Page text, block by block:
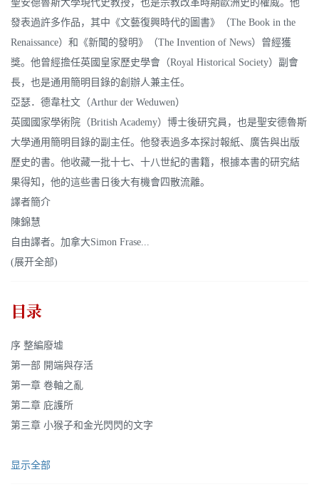
聖安德魯斯大學現代史教授，也是宗教改革時期歐洲史的權威。他
發表過許多作品，其中《文藝復興時代的圖書》（The Book in the
Renaissance）和《新聞的發明》（The Invention of News）曾經獲
獎。他曾經擔任英國皇家歷史學會（Royal Historical Society）副會
長，也是通用簡明目錄的創辦人兼主任。
亞瑟．德韋杜文（Arthur der Weduwen）
英國國家學術院（British Academy）博士後研究員，也是聖安德魯斯
大學通用簡明目錄的副主任。他發表過多本探討報紙、廣告與出版
歷史的書。他收藏一批十七、十八世紀的書籍，根據本書的研究結
果得知，他的這些書日後大有機會四散流離。
譯者簡介
陳錦慧
自由譯者。加拿大Simon Frase...
(展开全部)
目录
序 整編廢墟
第一部 開端與存活
第一章 卷軸之亂
第二章 庇護所
第三章 小猴子和金光閃閃的文字
显示全部